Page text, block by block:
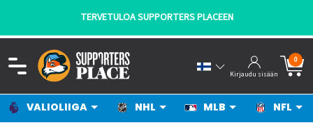
TERVETULOA SUPPORTERS PLACEEN
Kirjaudu sisään
0
VALIOLIIGA NHL MLB NFL